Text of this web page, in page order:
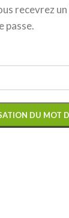
recevrez
passe.
DU MOT